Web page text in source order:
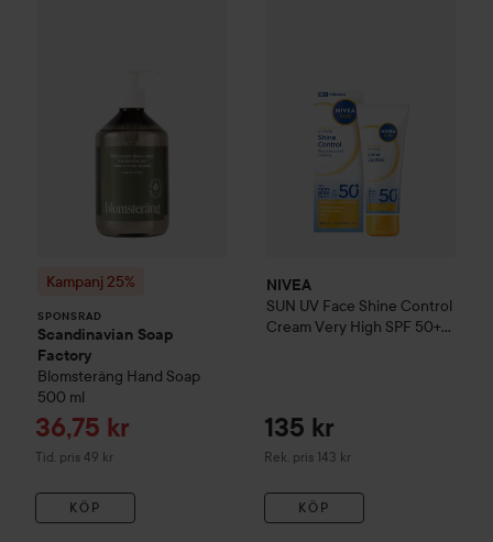
Kampanj 25%
SPONSRAD
Scandinavian Soap
Factory
Blomsteräng Hand Soap
500 ml
Reapris
36,75 kr
Tid. pris 49 kr
Tidigare pris 49 kr
KÖP
NIVEA
SUN UV Face Shine Control
Cream Very High SPF 50+
135 kr
Rek. pris 143 kr
Rekommenderat pris 143 kr
KÖP